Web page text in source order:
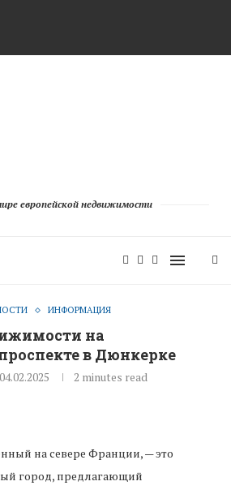
европейской недвижимости
ИНФОРМАЦИЯ
на
в Дюнкерке
04.02.2025 2 minutes read
на севере Франции, — это
город, предлагающий